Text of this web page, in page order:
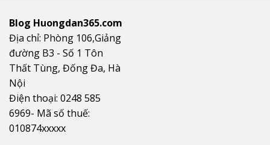
Blog Huongdan365.com
Địa chỉ: Phòng 106,Giảng
đường B3 - Số 1 Tôn
Thất Tùng, Đống Đa, Hà
Nội
Điện thoại: 0248 585
6969- Mã số thuế:
010874xxxxx